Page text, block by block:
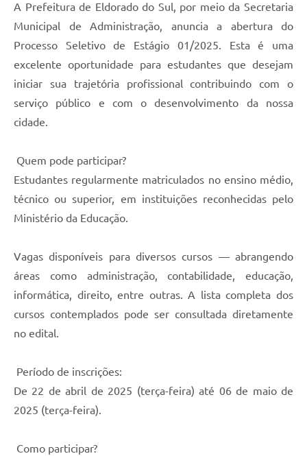
A Prefeitura de Eldorado do Sul, por meio da Secretaria
Municipal de Administração, anuncia a abertura do
Processo Seletivo de Estágio 01/2025. Esta é uma
excelente oportunidade para estudantes que desejam
iniciar sua trajetória profissional contribuindo com o
serviço público e com o desenvolvimento da nossa
cidade.
Quem pode participar?
Estudantes regularmente matriculados no ensino médio,
técnico ou superior, em instituições reconhecidas pelo
Ministério da Educação.
Vagas disponíveis para diversos cursos — abrangendo
áreas como administração, contabilidade, educação,
informática, direito, entre outras. A lista completa dos
cursos contemplados pode ser consultada diretamente
no edital.
Período de inscrições:
De 22 de abril de 2025 (terça-feira) até 06 de maio de
2025 (terça-feira).
Como participar?